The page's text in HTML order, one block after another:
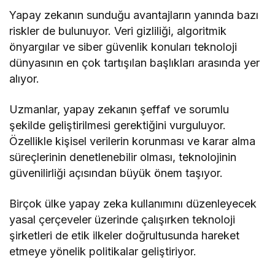
Yapay zekanın sunduğu avantajların yanında bazı
riskler de bulunuyor. Veri gizliliği, algoritmik
önyargılar ve siber güvenlik konuları teknoloji
dünyasının en çok tartışılan başlıkları arasında yer
alıyor.
Uzmanlar, yapay zekanın şeffaf ve sorumlu
şekilde geliştirilmesi gerektiğini vurguluyor.
Özellikle kişisel verilerin korunması ve karar alma
süreçlerinin denetlenebilir olması, teknolojinin
güvenilirliği açısından büyük önem taşıyor.
Birçok ülke yapay zeka kullanımını düzenleyecek
yasal çerçeveler üzerinde çalışırken teknoloji
şirketleri de etik ilkeler doğrultusunda hareket
etmeye yönelik politikalar geliştiriyor.